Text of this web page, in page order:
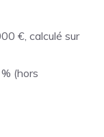
€, calculé sur
(hors